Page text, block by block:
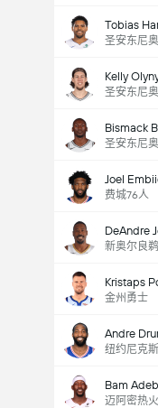
Tobias
圣安东尼
Kelly
圣安东尼
Bismack
圣安东尼
Joel
费城76人
DeAndre
新奥尔良
Kristaps
金州勇士
Andre
纽约尼克斯
Bam
迈阿密热火